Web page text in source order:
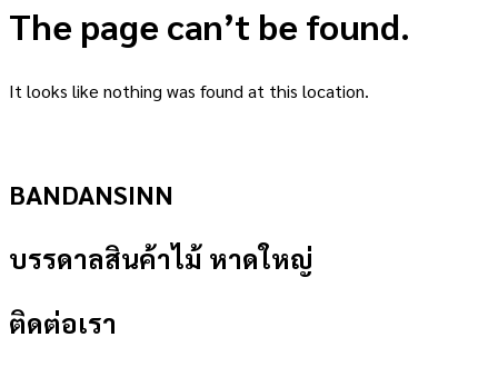
The page can’t be found.
It looks like nothing was found at this location.
BANDANSINN
บรรดาลสินค้าไม้ หาดใหญ่
ติดต่อเรา